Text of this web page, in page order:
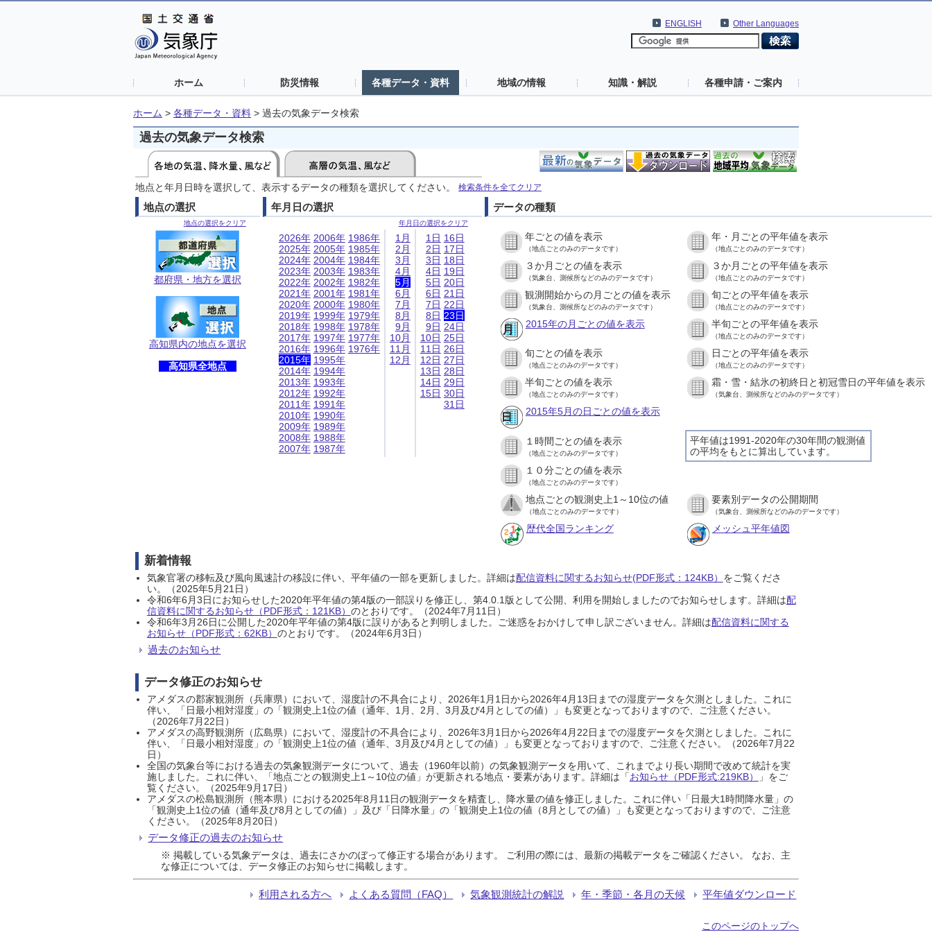
Other Languages
ENGLISH
ホーム 防災情報 各種データ・資料 地域の情報 知識・解説 各種申請・ご案内
ホーム > 各種データ・資料 > 過去の気象データ検索
過去の気象データ検索
地点と年月日時を選択して、表示するデータの種類を選択してください。 検索条件を全てクリア
地点の選択
地点の選択をクリア
都府県・地方を選択
高知県内の地点を選択
高知県全地点
年月日の選択
年月日の選択をクリア
2026年
2025年
2024年
2023年
2022年
2021年
2020年
2019年
2018年
2017年
2016年
2015年
2014年
2013年
2012年
2011年
2010年
2009年
2008年
2007年
2006年
2005年
2004年
2003年
2002年
2001年
2000年
1999年
1998年
1997年
1996年
1995年
1994年
1993年
1992年
1991年
1990年
1989年
1988年
1987年
1986年
1985年
1984年
1983年
1982年
1981年
1980年
1979年
1978年
1977年
1976年
1月
2月
3月
4月
5月
6月
7月
8月
9月
10月
11月
12月
1日
2日
3日
4日
5日
6日
7日
8日
9日
10日
11日
12日
13日
14日
15日
16日
17日
18日
19日
20日
21日
22日
23日
24日
25日
26日
27日
28日
29日
30日
31日
データの種類
年ごとの値を表示
（地点ごとのみのデータです）
年・月ごとの平年値を表示
（地点ごとのみのデータです）
３か月ごとの値を表示
（気象台、測候所などのみのデータです）
３か月ごとの平年値を表示
（地点ごとのみのデータです）
観測開始からの月ごとの値を表示
（気象台、測候所などのみのデータです）
旬ごとの平年値を表示
（地点ごとのみのデータです）
2015年の月ごとの値を表示 半旬ごとの平年値を表示
（地点ごとのみのデータです）
旬ごとの値を表示
（地点ごとのみのデータです）
日ごとの平年値を表示
（地点ごとのみのデータです）
半旬ごとの値を表示
（地点ごとのみのデータです）
霜・雪・結氷の初終日と初冠雪日の平年値を表示
（気象台、測候所などのみのデータです）
2015年5月の日ごとの値を表示
平年値は1991-2020年の30年間の観測値
の平均をもとに算出しています。
１時間ごとの値を表示
（地点ごとのみのデータです）
１０分ごとの値を表示
（地点ごとのみのデータです）
地点ごとの観測史上1～10位の値
（地点ごとのみのデータです）
要素別データの公開期間
（気象台、測候所などのみのデータです）
歴代全国ランキング メッシュ平年値図
新着情報
気象官署の移転及び風向風速計の移設に伴い、平年値の一部を更新しました。詳細は配信資料に関するお知らせ(PDF形式：124KB） をご覧くださ
い。（2025年5月21日）
令和6年6月3日にお知らせした2020年平年値の第4版の一部誤りを修正し、第4.0.1版として公開、利用を開始しましたのでお知らせします。詳細は配
信資料に関するお知らせ（PDF形式：121KB） のとおりです。（2024年7月11日）
令和6年3月26日に公開した2020年平年値の第4版に誤りがあると判明しました。ご迷惑をおかけして申し訳ございません。詳細は配信資料に関する
お知らせ（PDF形式：62KB） のとおりです。（2024年6月3日）
過去のお知らせ
データ修正のお知らせ
アメダスの郡家観測所（兵庫県）において、湿度計の不具合により、2026年1月1日から2026年4月13日までの湿度データを欠測としました。これに
伴い、「日最小相対湿度」の「観測史上1位の値（通年、1月、2月、3月及び4月としての値）」も変更となっておりますので、ご注意ください。
（2026年7月22日）
アメダスの高野観測所（広島県）において、湿度計の不具合により、2026年3月1日から2026年4月22日までの湿度データを欠測としました。これに
伴い、「日最小相対湿度」の「観測史上1位の値（通年、3月及び4月としての値）」も変更となっておりますので、ご注意ください。（2026年7月22
日）
全国の気象台等における過去の気象観測データについて、過去（1960年以前）の気象観測データを用いて、これまでより長い期間で改めて統計を実
施しました。これに伴い、「地点ごとの観測史上1～10位の値」が更新される地点・要素があります。詳細は「お知らせ（PDF形式:219KB）
」をご
覧ください。（2025年9月17日）
アメダスの松島観測所（熊本県）における2025年8月11日の観測データを精査し、降水量の値を修正しました。これに伴い「日最大1時間降水量」の
「観測史上1位の値（通年及び8月としての値）」及び「日降水量」の「観測史上1位の値（8月としての値）」も変更となっておりますので、ご注意
ください。（2025年8月20日）
データ修正の過去のお知らせ
※ 掲載している気象データは、過去にさかのぼって修正する場合があります。 ご利用の際には、最新の掲載データをご確認ください。 なお、主
な修正については、データ修正のお知らせに掲載します。
利用される方へ よくある質問（FAQ） 気象観測統計の解説 年・季節・各月の天候 平年値ダウンロード
このページのトップへ